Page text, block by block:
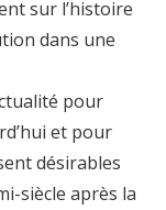
sur l’histoire
dans une
pour
et pour
désirables
siècle après la